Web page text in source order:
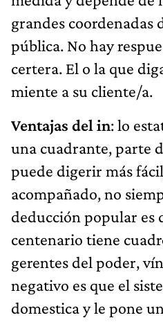
grandes coordenadas
pública. No hay
certera. El o la que
miente a su cliente/a.
Ventajas del in: lo
una cuadrante, parte
puede digerir más
acompañado, no
deducción popular es
centenario tiene
gerentes del poder,
negativo es que el
domestica y le pone